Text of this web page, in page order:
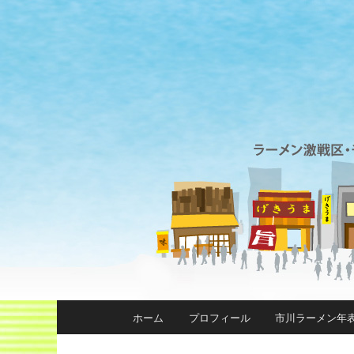
メインコンテンツへ移動
ホーム プロフィール 市川ラーメン年